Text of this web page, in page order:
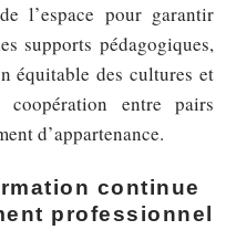
l’espace pour garantir
supports pédagogiques,
équitable des cultures et
coopération entre pairs
d’appartenance.
continue
professionnel